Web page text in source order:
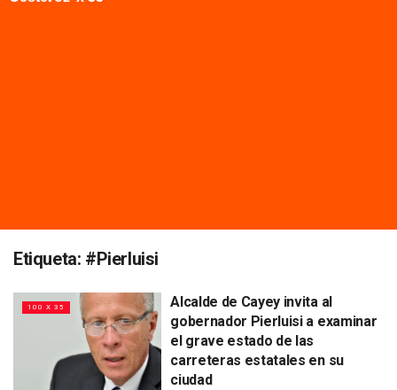
Etiqueta: #Pierluisi
100 X 35
Alcalde de Cayey invita al
gobernador Pierluisi a examinar
el grave estado de las
carreteras estatales en su
ciudad